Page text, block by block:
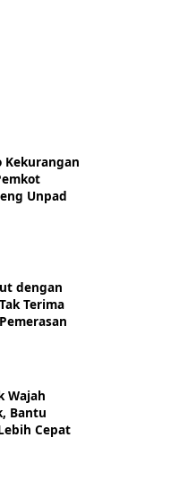
Kekurangan
Unpad
dengan
Terima
Wajah
Bantu
Cepat